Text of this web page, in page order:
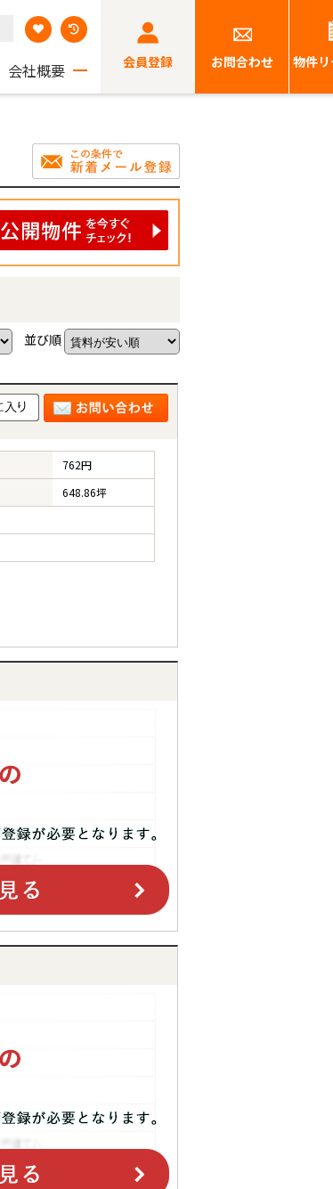
会社概要 会員登録 お問合わせ 物件
並び順
762円
648.86坪